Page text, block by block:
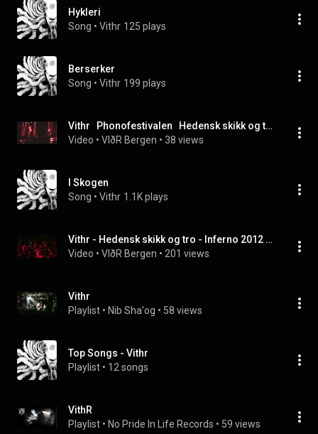
Hykleri
Song • Vithr 125 plays
Berserker
Song • Vithr 199 plays
Vithr   Phonofestivalen   Hedensk skikk og tro
Video • VIðR Bergen • 38 views
I Skogen
Song • Vithr 1.1K plays
Vithr - Hedensk skikk og tro - Inferno 2012 (drumcam)
Video • VIðR Bergen • 201 views
Vithr
Playlist • Nib Sha'og • 58 views
Top Songs - Vithr
Playlist • 12 songs
VithR
Playlist • No Pride In Life Records • 59 views